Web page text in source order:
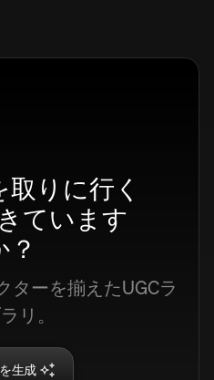
りに行く
ています
？
ターを揃えたUGCラ
リ。
生成